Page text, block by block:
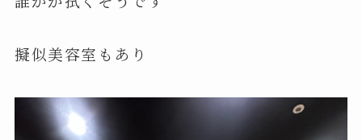
擬似美容室もあり